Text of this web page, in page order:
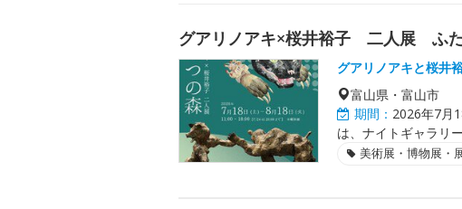
グアリノアキ×桜井裕子 二人展 ふ
グアリノアキと桜井
富山県・富山市
期間： 2026年7月
は、ナイトギャラリ
美術展・博物展・